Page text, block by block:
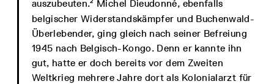
auszubeuten.
Michel Dieudonné, ebenfalls
belgischer Widerstandskämpfer und Buchenwald-
Überlebender, ging gleich nach seiner Befreiung
1945 nach Belgisch-Kongo. Denn er kannte ihn
gut, hatte er doch bereits vor dem Zweiten
Weltkrieg mehrere Jahre dort als Kolonialarzt für